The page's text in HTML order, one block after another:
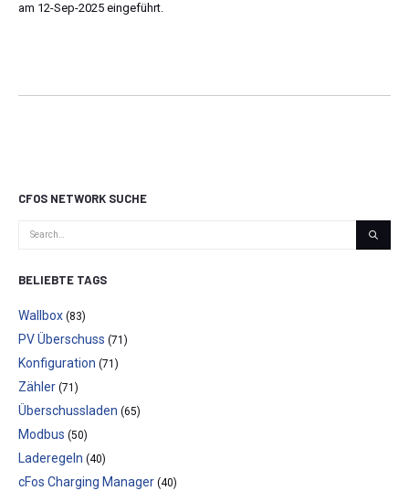
am 12-Sep-2025 eingeführt.
CFOS NETWORK SUCHE
BELIEBTE TAGS
Wallbox (83)
PV Überschuss (71)
Konfiguration (71)
Zähler (71)
Überschussladen (65)
Modbus (50)
Laderegeln (40)
cFos Charging Manager (40)